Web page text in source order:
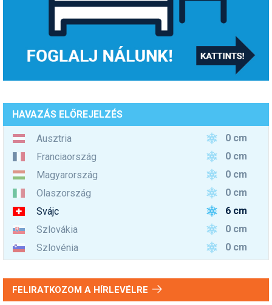
HAVAZÁS ELŐREJELZÉS
Ausztria
0 cm
Franciaország
0 cm
Magyarország
0 cm
Olaszország
0 cm
Svájc
6 cm
Szlovákia
0 cm
Szlovénia
0 cm
FELIRATKOZOM A HÍRLEVÉLRE